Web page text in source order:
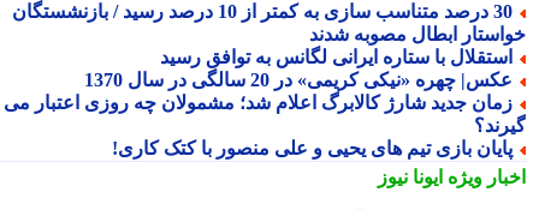
30 درصد متناسب سازی به کمتر از 10 درصد رسید / بازنشستگان
ابطال مصوبه شدند
با ستاره ایرانی لگانس به توافق رسید
چهره «نیکی کریمی» در 20 سالگی در سال 1370
جدید شارژ کالابرگ اعلام شد؛ مشمولان چه روزی اعتبار می
بازی تیم های یحیی و علی منصور با کتک کاری!
ویژهایونا نیوز